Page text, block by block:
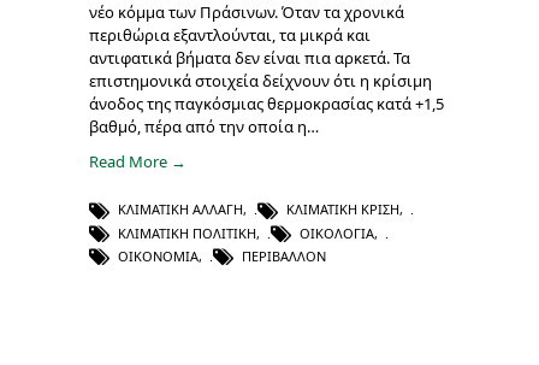
νέο κόμμα των Πράσινων. Όταν τα χρονικά
περιθώρια εξαντλούνται, τα μικρά και
αντιφατικά βήματα δεν είναι πια αρκετά. Τα
επιστημονικά στοιχεία δείχνουν ότι η κρίσιμη
άνοδος της παγκόσμιας θερμοκρασίας κατά +1,5
βαθμό, πέρα από την οποία η…
Read More →
ΚΛΙΜΑΤΙΚΉ ΑΛΛΑΓΉ, ΚΛΙΜΑΤΙΚΉ ΚΡΊΣΗ,
ΚΛΙΜΑΤΙΚΉ ΠΟΛΙΤΙΚΉ, ΟΙΚΟΛΟΓΊΑ,
ΟΙΚΟΝΟΜΊΑ, ΠΕΡΙΒΆΛΛΟΝ